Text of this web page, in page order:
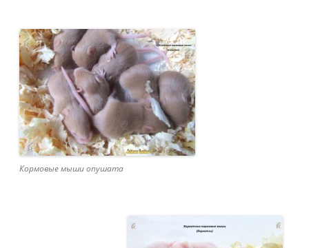
Кормовые мыши опушата